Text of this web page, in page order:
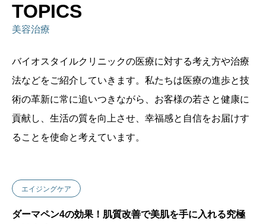
TOPICS
美容治療
バイオスタイルクリニックの医療に対する考え方や治療
法などをご紹介していきます。私たちは医療の進歩と技
術の革新に常に追いつきながら、お客様の若さと健康に
貢献し、生活の質を向上させ、幸福感と自信をお届けす
ることを使命と考えています。
エイジングケア
ダーマペン4の効果！肌質改善で美肌を手に入れる究極